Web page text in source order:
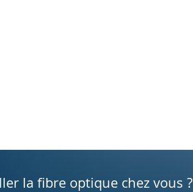
la fibre optique chez vous ?